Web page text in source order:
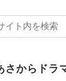
さからドラ